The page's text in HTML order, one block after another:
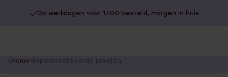
Op werkdagen voor 17.00 besteld, morgen in huis
You
HomeGepersonaliseerde juwelen